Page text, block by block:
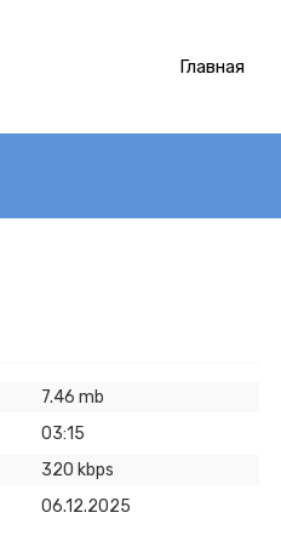
Главная
7.46 mb
03:15
320 kbps
06.12.2025